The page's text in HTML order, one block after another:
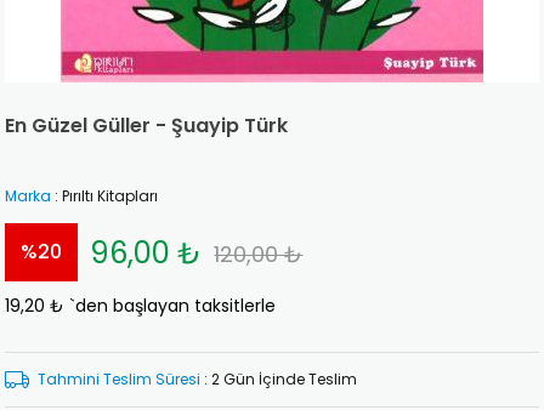
En Güzel Güller - Şuayip Türk
Marka : Pırıltı Kitapları
%20
İndirim
120,00 ₺
96,00 ₺
19,20 ₺ `den başlayan taksitlerle
Tahmini Teslim Süresi : 2 Gün İçinde Teslim